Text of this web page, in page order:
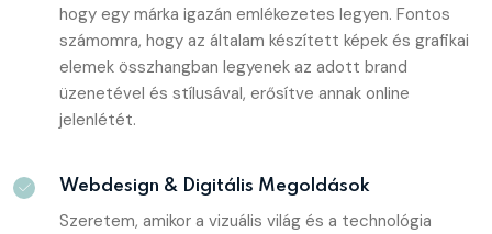
hogy egy márka igazán emlékezetes legyen. Fontos
számomra, hogy az általam készített képek és grafikai
elemek összhangban legyenek az adott brand
üzenetével és stílusával, erősítve annak online
jelenlétét.
Webdesign & Digitális Megoldások
Szeretem, amikor a vizuális világ és a technológia